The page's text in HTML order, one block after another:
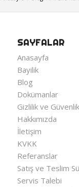
SAYFALAR
Anasayfa
Bayilik
Blog
Dokümanlar
Gizlilik ve Güvenlik
Hakkımızda
İletişim
KVKK
Referanslar
Satış ve Teslim
Servis Talebi